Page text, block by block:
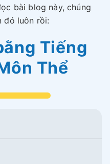
bài blog này, chúng
đó luôn rồi:
Tiếng
Thể